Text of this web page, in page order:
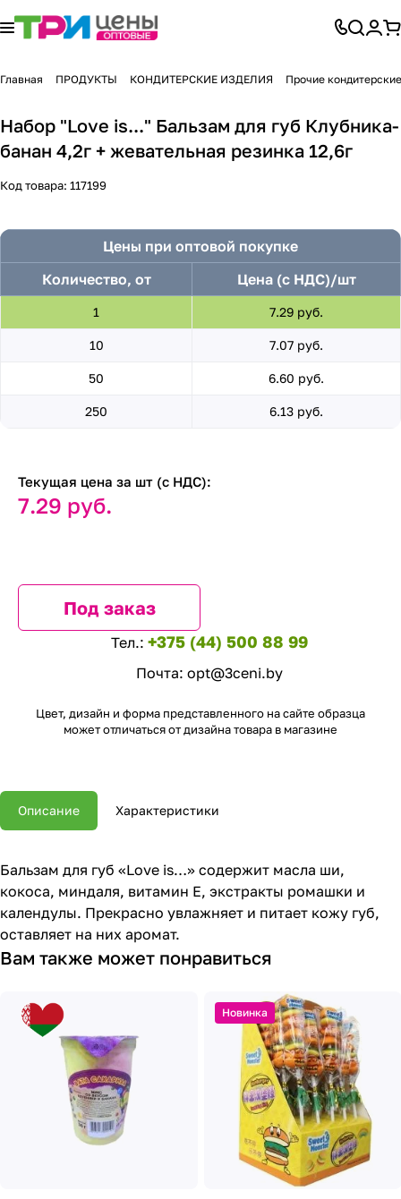
Главная ПРОДУКТЫ КОНДИТЕРСКИЕ ИЗДЕЛИЯ Прочие
Набор "Love is..." Бальзам для губ Клубника-
банан 4,2г + жевательная резинка 12,6г
Код товара: 117199
Цены при оптовой покупке
Количество, от
Цена (с НДС)/шт
1 7.29 руб.
10 7.07 руб.
50 6.60 руб.
250 6.13 руб.
Текущая цена за шт (с НДС):
7.29 руб.
Под заказ
Тел.: +375 (44) 500 88 99
Почта: opt@3ceni.by
Цвет, дизайн и форма представленного на сайте образца
может отличаться от дизайна товара в магазине
Описание Характеристики
Бальзам для губ «Love is…» содержит масла ши,
кокоса, миндаля, витамин Е, экстракты ромашки и
календулы. Прекрасно увлажняет и питает кожу губ,
оставляет на них аромат.
Вам также может понравиться
Новинка